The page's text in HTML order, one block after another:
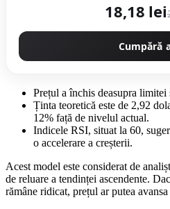
18,18 lei
Cumpără
Prețul a închis deasupra
Ținta teoretică este de 2,92
12% față de nivelul actual.
Indicele RSI, situat la 60,
o accelerare a creșterii.
Acest model este considerat de
de reluare a tendinței ascendente.
rămâne ridicat, prețul ar putea